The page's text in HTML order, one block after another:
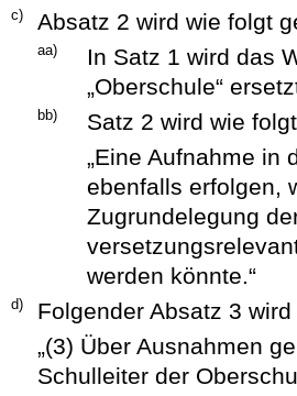
c) Absatz 2 wird wie folgt
aa)
In Satz 1 wird das
„Oberschule“
bb)
Satz 2 wird wie
„Eine Aufnahme in
ebenfalls erfolgen,
Zugrundelegung
werden könnte.“
d)
Folgender Absatz 3
„(3) Über Ausnahmen
Schulleiter der